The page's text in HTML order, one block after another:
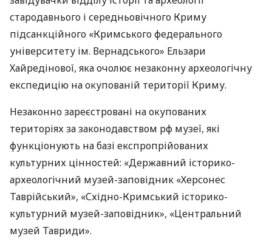
стародавнього і середньовічного Криму
підсанкційного «Кримського федерального
університету ім. Вернадського» Ельзари
Хайредінової, яка очолює незаконну археологічну
експедицію на окупованій території Криму.
Незаконно зареєстровані на окупованих
територіях за законодавством рф музеї, які
функціонують на базі експропрійованих
культурних цінностей: «Державний історико-
археологічний музей-заповідник «Херсонес
Таврійський», «Східно-Кримський історико-
культурний музей-заповідник», «Центральний
музей Тавриди».